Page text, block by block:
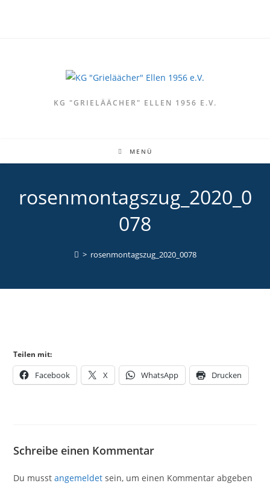
KG "GRIELÄÄCHER" ELLEN 1956 E.V.
MENÜ
rosenmontagszug_2020_0
078
> rosenmontagszug_2020_0078
Teilen mit:
Facebook X WhatsApp Drucken
Schreibe einen Kommentar
Du musstangemeldet sein, um einen Kommentar abgeben